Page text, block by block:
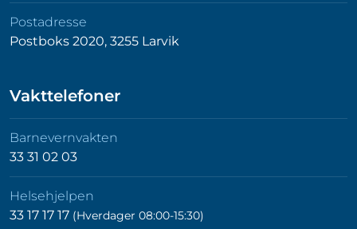
Postadresse
Postboks 2020, 3255 Larvik
Vakttelefoner
Barnevernvakten
33 31 02 03
Helsehjelpen
33 17 17 17 (Hverdager 08:00-15:30)